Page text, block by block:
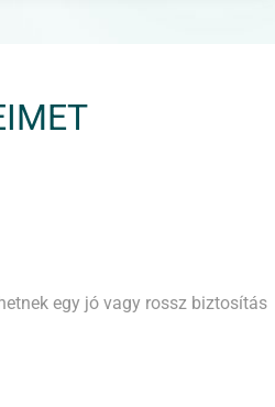
egy jó vagy rossz biztosítás